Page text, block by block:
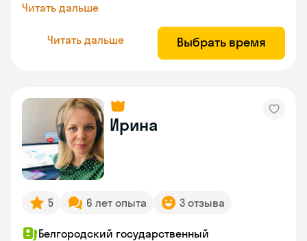
Читать дальше
Читать дальше Выбрать время
Ирина
5 6 лет опыта 3 отзыва
Белгородский государственный